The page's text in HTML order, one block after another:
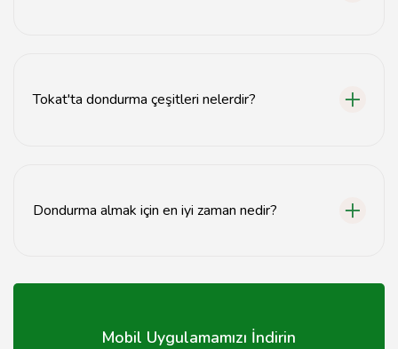
Tokat'ta dondurma çeşitleri nelerdir?
Dondurma almak için en iyi zaman nedir?
zamandır.
Mobil Uygulamamızı İndirin